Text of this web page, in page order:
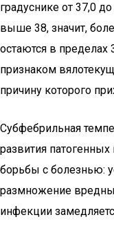
градуснике от 37,0
выше 38, значит,
остаются в пределах
признаком
причину которого
Субфебрильная
развития
борьбы с болезнью:
размножение
инфекции